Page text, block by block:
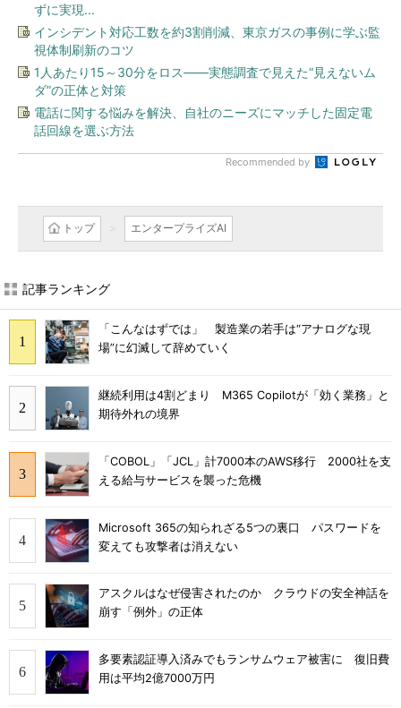
ずに実現...
インシデント対応工数を約3割削減、東京ガスの事例に学ぶ監
視体制刷新のコツ
1人あたり15～30分をロス――実態調査で見えた“見えないム
ダ”の正体と対策
電話に関する悩みを解決、自社のニーズにマッチした固定電
話回線を選ぶ方法
Recommended by
トップ エンタープライズAI
記事ランキング
「こんなはずでは」 製造業の若手は“アナログな現
場”に幻滅して辞めていく
継続利用は4割どまり M365 Copilotが「効く業務」と
期待外れの境界
「COBOL」「JCL」計7000本のAWS移行 2000社を支
える給与サービスを襲った危機
Microsoft 365の知られざる5つの裏口 パスワードを
変えても攻撃者は消えない
アスクルはなぜ侵害されたのか クラウドの安全神話を
崩す「例外」の正体
多要素認証導入済みでもランサムウェア被害に 復旧費
用は平均2億7000万円